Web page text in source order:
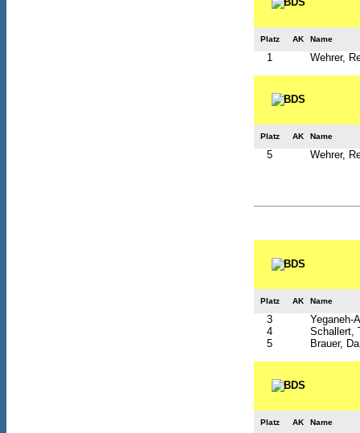
Platz AK Name
1 Wehrer,
Platz AK Name
5 Wehrer,
Platz AK Name
3
Yeganeh-
4
Schallert,
5
Brauer,
Platz AK Name